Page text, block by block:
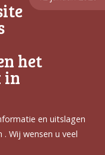
het
in
en uitslagen
Wij wensen u veel